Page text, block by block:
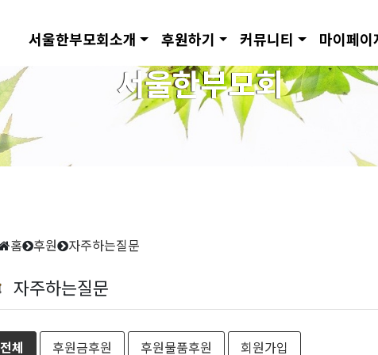
서울한부모회소개 후원하기 커뮤니티 마이페이
서울한부모회
홈 후원 자주하는질문
자주하는질문
전체 후원금후원 후원물품후원 회원가입